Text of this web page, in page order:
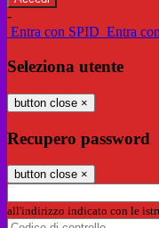
-
Entra con SPID Entra
Seleziona utente
button close ×
Recupero password
button close ×
all'indirizzo indicato con le